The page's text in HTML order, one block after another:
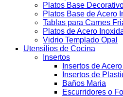
Platos Base
Platos Base de Acero
Tablas para Carnes
Platos de Acero
Vidrio Templado Opal
Utensilios de Cocina
Insertos
Insertos de
Insertos de
Baños Maria
Escurridores o